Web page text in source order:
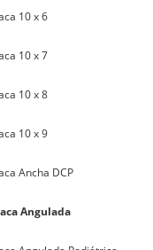
10 x 6
10 x 7
10 x 8
10 x 9
Ancha DCP
Angulada